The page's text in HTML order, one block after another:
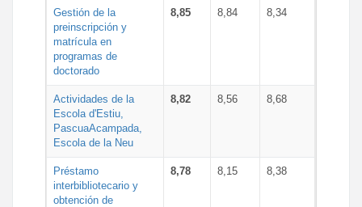
Gestión de la
preinscripción y
matrícula en
programas de
doctorado
8,85 8,84 8,34
Actividades de la
Escola d'Estiu,
PascuaAcampada,
Escola de la Neu
8,82 8,56 8,68
Préstamo
interbibliotecario y
obtención de
8,78 8,15 8,38